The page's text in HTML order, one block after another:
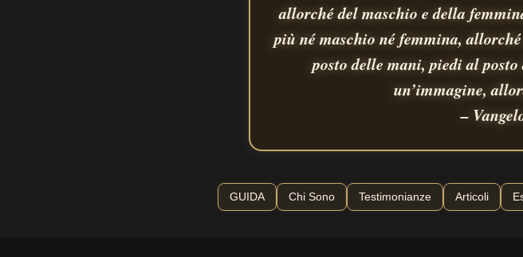
allorché del maschio e della
più né maschio né femmina,
posto delle mani, piedi al
un’immagine,
–
GUIDA Chi Sono Testimonianze Articoli